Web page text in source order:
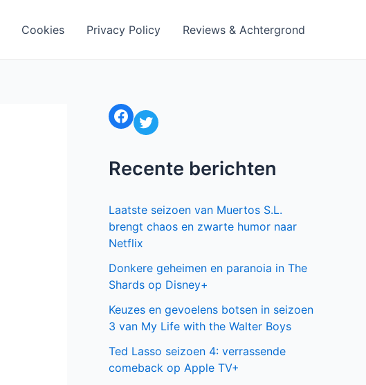
Cookies Privacy Policy Reviews & Achtergrond
Facebook Twitter
Recente berichten
Laatste seizoen van Muertos S.L.
brengt chaos en zwarte humor naar
Netflix
Donkere geheimen en paranoia in The
Shards op Disney+
Keuzes en gevoelens botsen in seizoen
3 van My Life with the Walter Boys
Ted Lasso seizoen 4: verrassende
comeback op Apple TV+